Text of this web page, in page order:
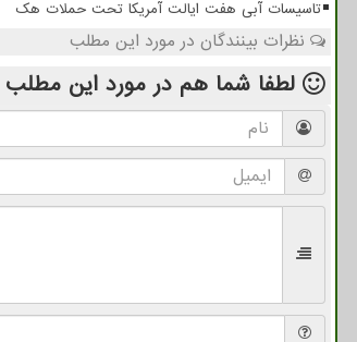
تاسیسات آبی هفت ایالت آمریکا تحت حملات هک
نظرات بینندگان در مورد این مطلب
لطفا شما هم در مورد این مطلب